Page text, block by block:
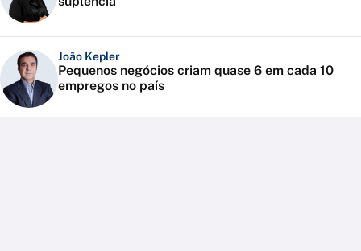
João Kepler
Pequenos negócios criam quase 6 em cada 10
empregos no país